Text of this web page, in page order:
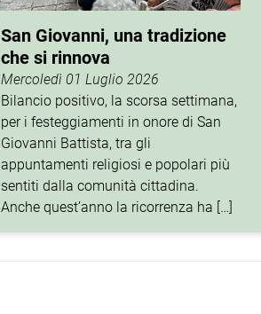
San Giovanni, una tradizione
che si rinnova
Mercoledì 01 Luglio 2026
Bilancio positivo, la scorsa settimana,
per i festeggiamenti in onore di San
Giovanni Battista, tra gli
appuntamenti religiosi e popolari più
sentiti dalla comunità cittadina.
Anche quest’anno la ricorrenza ha […]